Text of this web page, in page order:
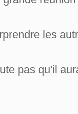
les
pas qu'il